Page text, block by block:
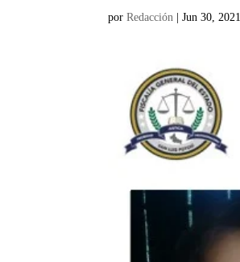
porRedacción |Jun 30, 2021